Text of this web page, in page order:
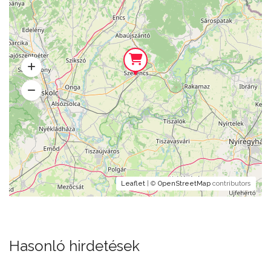
Leaflet | © OpenStreetMap contributors
Hasonló hirdetések